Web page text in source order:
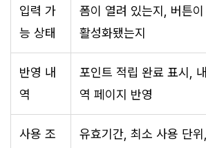
입력 가
능 상태
폼이 열려 있는지, 버튼이
활성화됐는지
반영 내
역
포인트 적립 완료 표시, 내
역 페이지 반영
사용 조
유효기간, 최소 사용 단위,